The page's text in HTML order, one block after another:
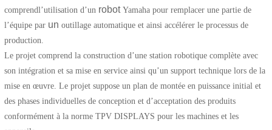
comprendl’utilisation d’un robot Yamaha pour remplacer une partie de
l’équipe par un outillage automatique et ainsi accélérer le processus de
production.
Le projet comprend la construction d’une station robotique complète avec
son intégration et sa mise en service ainsi qu’un support technique lors de la
mise en œuvre. Le projet suppose un plan de montée en puissance initial et
des phases individuelles de conception et d’acceptation des produits
conformément à la norme TPV DISPLAYS pour les machines et les